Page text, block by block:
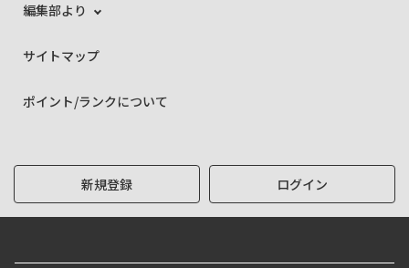
編集部より
サイトマップ
ポイント/ランクについて
新規登録 ログイン